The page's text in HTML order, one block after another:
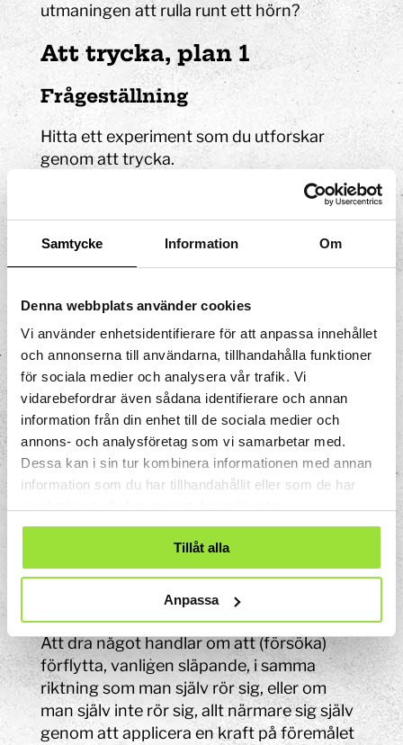
Samtycke Information Om
Denna webbplats använder cookies
Vi använder enhetsidentifierare för att anpassa innehållet
och annonserna till användarna, tillhandahålla funktioner
för sociala medier och analysera vår trafik. Vi
vidarebefordrar även sådana identifierare och annan
information från din enhet till de sociala medier och
annons- och analysföretag som vi samarbetar med.
Dessa kan i sin tur kombinera informationen med annan
information som du har tillhandahållit eller som de har
Tillåt alla
Anpassa
utmaningen att rulla runt ett hörn?
Att trycka, plan 1
Frågeställning
Hitta ett experiment som du utforskar
genom att trycka.
Att trycka handlar om att utsätta en yta
för en kraft. Knappar är vanliga föremål
eller sluta.
Blixtskaparen Böja balk ,Draken ,
Elektromagneten
Luftsläden
och
Luftpuffenär exempel på experiment där
du måste trycka för att utforska.
Att dra, plan 1
Hitta ett experiment som du utforskar
Att dra något handlar om att (försöka)
förflytta, vanligen släpande, i samma
riktning som man själv rör sig, eller om
man själv inte rör sig, allt närmare sig själv
genom att applicera en kraft på föremålet